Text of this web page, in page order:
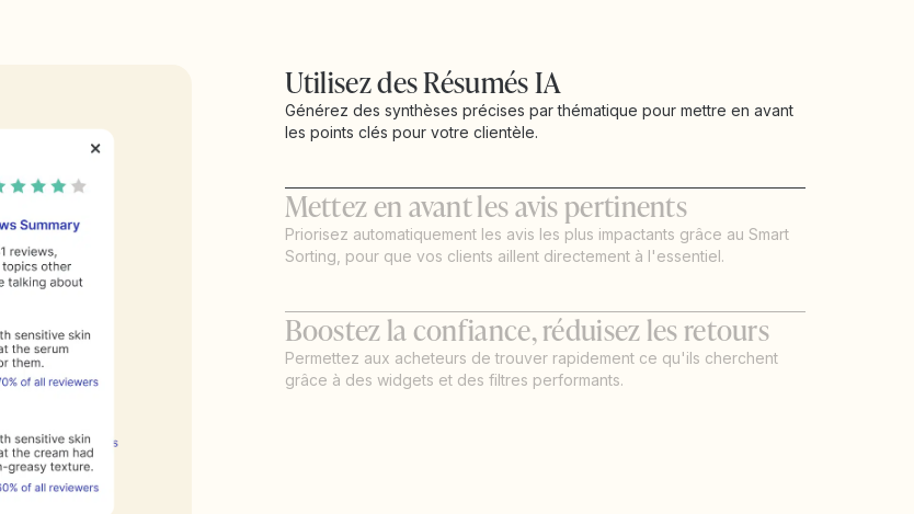
Utilisez des Résumés IA
Générez des synthèses précises par thématique pour mettre en avant
les points clés pour votre clientèle.
Mettez en avant les avis pertinents
Priorisez automatiquement les avis les plus impactants grâce au Smart
Sorting, pour que vos clients aillent directement à l'essentiel.
Boostez la confiance, réduisez les retours
Permettez aux acheteurs de trouver rapidement ce qu'ils cherchent
grâce à des widgets et des filtres performants.